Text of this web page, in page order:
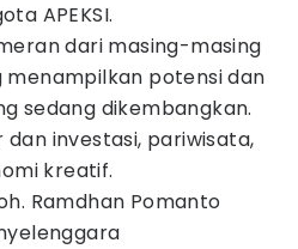
APEKSI.
dari masing-masing
potensi dan
sedang dikembangkan.
investasi, pariwisata,
kreatif.
Ramdhan Pomanto